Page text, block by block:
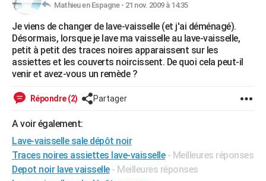
Essais
Réserver un essai
Citadines
Berlines
SUV
Forum auto
+HIGH-TECH
Mobiles
Meilleur smartphone
Internet
Ordinateurs
Jeux vidéo
Guide high-tech
+BRICOLAGE
Forum
Aménagement intérieur
Extérieur
Cuisine
Salle de bains
Jardinage
Rangement
WEEK-END
Guides de France
Escapades
Patrimoine
Expositions
Musées
Week-end nature
+
Art de vivre
Bien-être
Loisirs
Mode
Modes de vie
SANTE
Alimentation
Guide de la santé
Maladies
Médicaments
Sommeil
Destinations
City break
Voyage nature
Voyage de noces
Forum
Climat
+PHOTO
GUIDES D'ACHAT
Mathieu en Espagne - 21 nov. 2009 à 14:35
Je viens de changer de lave-vaisselle (et j'ai déménagé).
Désormais, lorsque je lave ma vaisselle au lave-vaisselle,
petit à petit des traces noires apparaissent sur les
assiettes et les couverts noircissent. De quoi cela peut-il
venir et avez-vous un remède ?
Répondre (2) Partager
A voir également:
Lave-vaisselle sale dépôt noir
Traces noires assiettes lave-vaisselle - Meilleures réponses
Depot noir lave vaisselle - Meilleures réponses